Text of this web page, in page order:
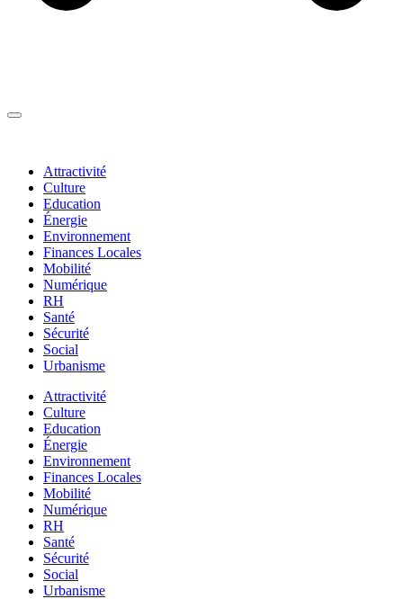
Attractivité
Culture
Education
Énergie
Environnement
Finances Locales
Mobilité
Numérique
RH
Santé
Sécurité
Social
Urbanisme
Attractivité
Culture
Education
Énergie
Environnement
Finances Locales
Mobilité
Numérique
RH
Santé
Sécurité
Social
Urbanisme